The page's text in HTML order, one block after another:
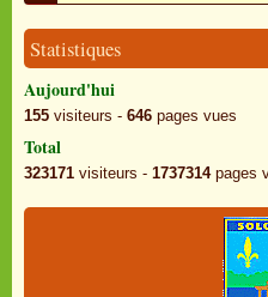
Statistiques
Aujourd'hui
155 visiteurs - 646 pages vues
Total
323171 visiteurs - 1737314pages